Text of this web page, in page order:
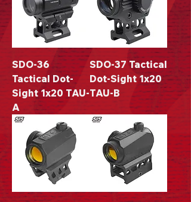
SDO-36
Tactical Dot-
Sight 1x20 TAU-
A
SDO-37 Tactical
Dot-Sight 1x20
TAU-B